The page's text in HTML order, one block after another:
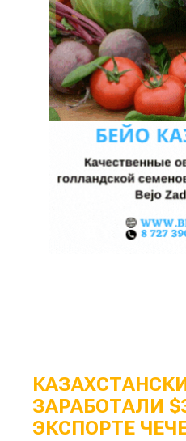
ЗАРАБОТАЛИ
ЭКСПОРТЕ